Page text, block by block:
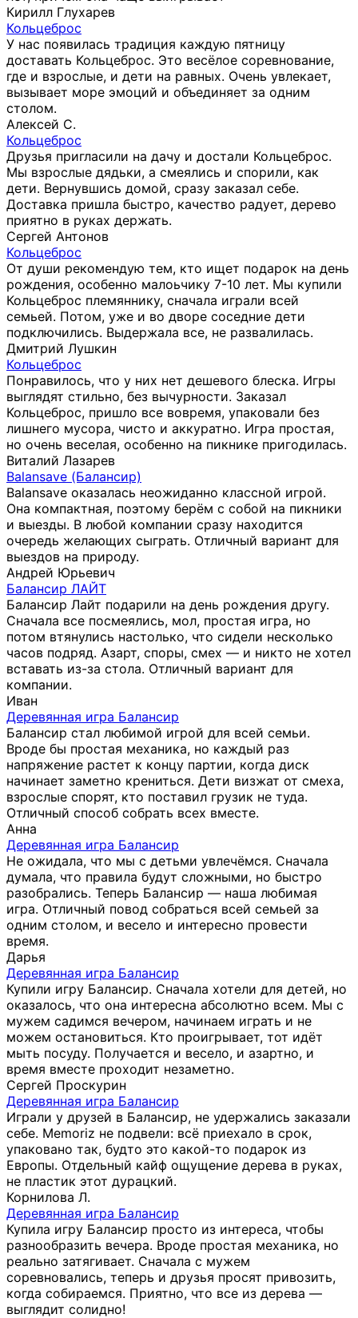
Кирилл Глухарев
Кольцеброс
У нас появилась традиция каждую пятницу
доставать Кольцеброс. Это весёлое соревнование,
где и взрослые, и дети на равных. Очень увлекает,
вызывает море эмоций и объединяет за одним
столом.
Алексей С.
Кольцеброс
Друзья пригласили на дачу и достали Кольцеброс.
Мы взрослые дядьки, а смеялись и спорили, как
дети. Вернувшись домой, сразу заказал себе.
Доставка пришла быстро, качество радует, дерево
приятно в руках держать.
Сергей Антонов
Кольцеброс
От души рекомендую тем, кто ищет подарок на день
рождения, особенно малоьчику 7-10 лет. Мы купили
Кольцеброс племяннику, сначала играли всей
семьей. Потом, уже и во дворе соседние дети
подключились. Выдержала все, не развалилась.
Дмитрий Лушкин
Кольцеброс
Понравилось, что у них нет дешевого блеска. Игры
выглядят стильно, без вычурности. Заказал
Кольцеброс, пришло все вовремя, упаковали без
лишнего мусора, чисто и аккуратно. Игра простая,
но очень веселая, особенно на пикнике пригодилась.
Виталий Лазарев
Balansave (Балансир)
Balansave оказалась неожиданно классной игрой.
Она компактная, поэтому берём с собой на пикники
и выезды. В любой компании сразу находится
очередь желающих сыграть. Отличный вариант для
выездов на природу.
Андрей Юрьевич
Балансир ЛАЙТ
Балансир Лайт подарили на день рождения другу.
Сначала все посмеялись, мол, простая игра, но
потом втянулись настолько, что сидели несколько
часов подряд. Азарт, споры, смех — и никто не хотел
вставать из-за стола. Отличный вариант для
компании.
Иван
Деревянная игра Балансир
Балансир стал любимой игрой для всей семьи.
Вроде бы простая механика, но каждый раз
напряжение растет к концу партии, когда диск
начинает заметно крениться. Дети визжат от смеха,
взрослые спорят, кто поставил грузик не туда.
Отличный способ собрать всех вместе.
Анна
Деревянная игра Балансир
Не ожидала, что мы с детьми увлечёмся. Сначала
думала, что правила будут сложными, но быстро
разобрались. Теперь Балансир — наша любимая
игра. Отличный повод собраться всей семьей за
одним столом, и весело и интересно провести
время.
Дарья
Деревянная игра Балансир
Купили игру Балансир. Сначала хотели для детей, но
оказалось, что она интересна абсолютно всем. Мы с
мужем садимся вечером, начинаем играть и не
можем остановиться. Кто проигрывает, тот идёт
мыть посуду. Получается и весело, и азартно, и
время вместе проходит незаметно.
Сергей Проскурин
Деревянная игра Балансир
Играли у друзей в Балансир, не удержались заказали
себе. Memoriz не подвели: всё приехало в срок,
упаковано так, будто это какой-то подарок из
Европы. Отдельный кайф ощущение дерева в руках,
не пластик этот дурацкий.
Корнилова Л.
Деревянная игра Балансир
Купила игру Балансир просто из интереса, чтобы
разнообразить вечера. Вроде простая механика, но
реально затягивает. Сначала с мужем
соревновались, теперь и друзья просят привозить,
когда собираемся. Приятно, что все из дерева —
выглядит солидно!